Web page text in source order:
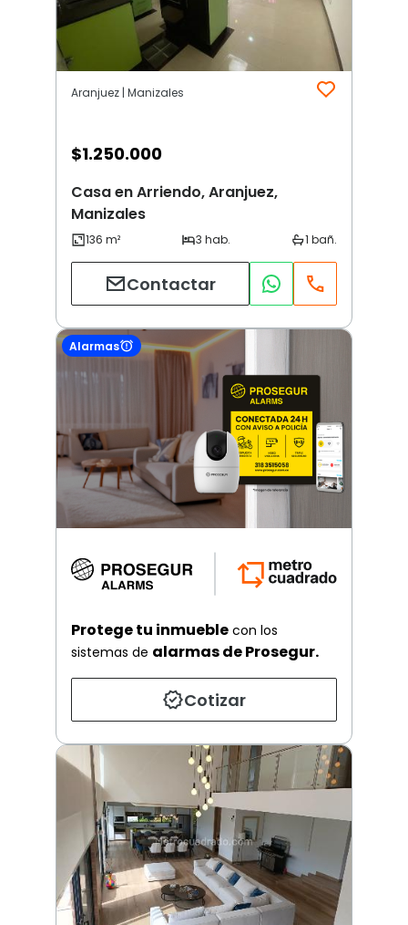
Aranjuez | Manizales
$1.250.000
Casa en Arriendo, Aranjuez,
Manizales
Contactar
Alarmas
Protege tu inmueble con los
sistemas de alarmas de Prosegur.
Cotizar